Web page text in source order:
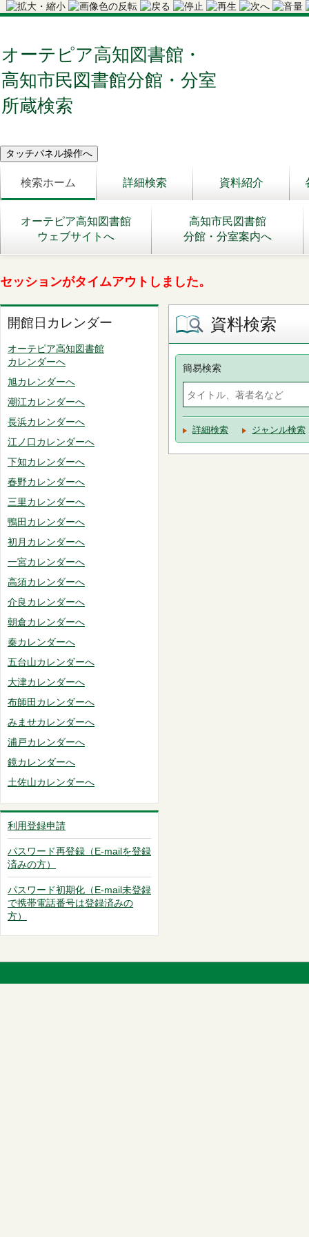
オーテピア高知図書館・
高知市民図書館分館・分室
所蔵検索
検索ホーム 詳細検索 資料紹介
オーテピア高知図書館
ウェブサイトへ
高知市民図書館
分館・分室案内へ
セッションがタイムアウトしました。
開館日カレンダー
オーテピア高知図書館
カレンダーへ
旭カレンダーへ
潮江カレンダーへ
長浜カレンダーへ
江ノ口カレンダーへ
下知カレンダーへ
春野カレンダーへ
三里カレンダーへ
鴨田カレンダーへ
初月カレンダーへ
一宮カレンダーへ
高須カレンダーへ
介良カレンダーへ
朝倉カレンダーへ
秦カレンダーへ
五台山カレンダーへ
大津カレンダーへ
布師田カレンダーへ
みませカレンダーへ
浦戸カレンダーへ
鏡カレンダーへ
土佐山カレンダーへ
利用登録申請
パスワード再登録（E-mailを登録
済みの方）
パスワード初期化（E-mail未登録
で携帯電話番号は登録済みの
方）
資料検索
簡易検索
詳細検索 ジャンル検索